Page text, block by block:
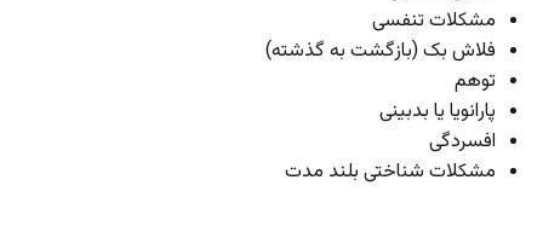
مشکلات تنفسی
فلاش بک (بازگشت به گذشته)
توهم
پارانویا یا بدبینی
افسردگی
مشکلات شناختی بلند مدت